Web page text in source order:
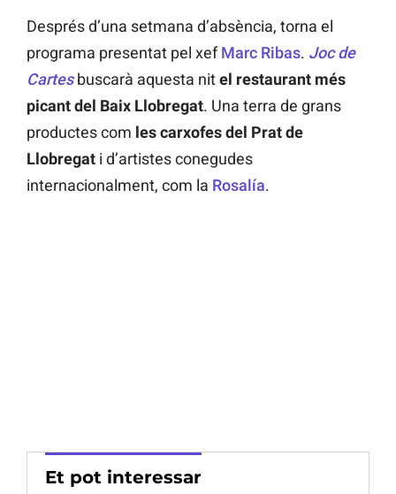
Després d’una setmana d’absència, torna el
programa presentat pel xefMarc Ribas. Joc de
Cartesbuscarà aquesta nitel restaurant més
picant del Baix Llobregat. Una terra de grans
productes com les carxofes del Prat de
Llobregat i d’artistes conegudes
internacionalment, com la Rosalía.
Et pot interessar